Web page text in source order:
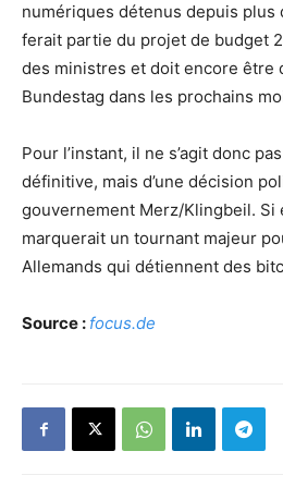
numériques détenus depuis plus
ferait partie du projet de budget
des ministres et doit encore être
Bundestag dans les prochains
Pour l’instant, il ne s’agit donc
définitive, mais d’une décision
gouvernement Merz/Klingbeil. Si
marquerait un tournant majeur
Allemands qui détiennent des
Source : focus.de